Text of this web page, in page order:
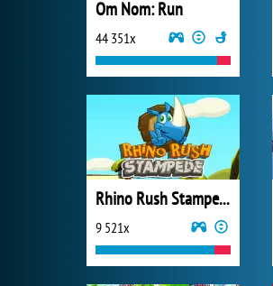
Om Nom: Run
44 351x
Rhino Rush Stampede Online
9 521x